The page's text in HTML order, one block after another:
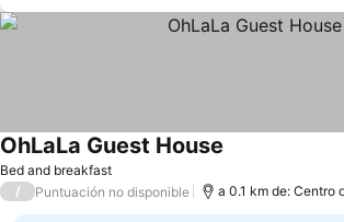
Bed and breakfast
OhLaLa Guest House
/ Puntuación no disponible a 0.1 km de: Centro